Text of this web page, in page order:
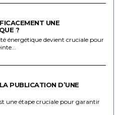
UNE
?
énergétique devient cruciale pour
PUBLICATION D’UNE
une étape cruciale pour garantir